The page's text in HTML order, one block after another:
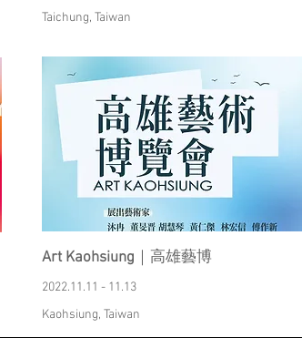
Taichung, Taiwan
Art Kaohsiung ｜高雄藝博
2022.11.11 - 11.13
Kaohsiung, Taiwan